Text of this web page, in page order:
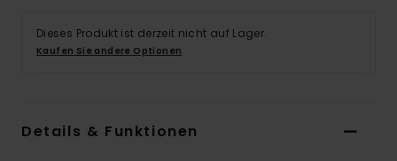
Dieses Produkt ist derzeit nicht auf Lager.
Kaufen Sie andere Optionen
Details & Funktionen